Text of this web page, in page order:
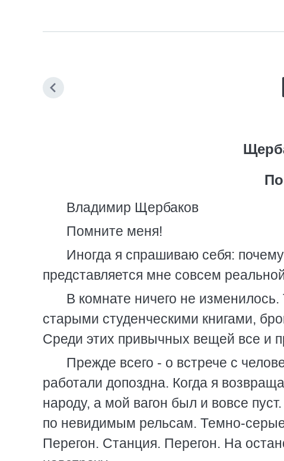
Владимир Щербаков
Помните меня!
Иногда я спрашиваю себя:
представляется мне совсем
В комнате ничего не
старыми студенческими книгами,
Среди этих привычных вещей все и
Прежде всего - о встрече с
работали допоздна. Когда я
народу, а мой вагон был и вовсе
по невидимым рельсам. Темно-
Перегон. Станция. Перегон. На